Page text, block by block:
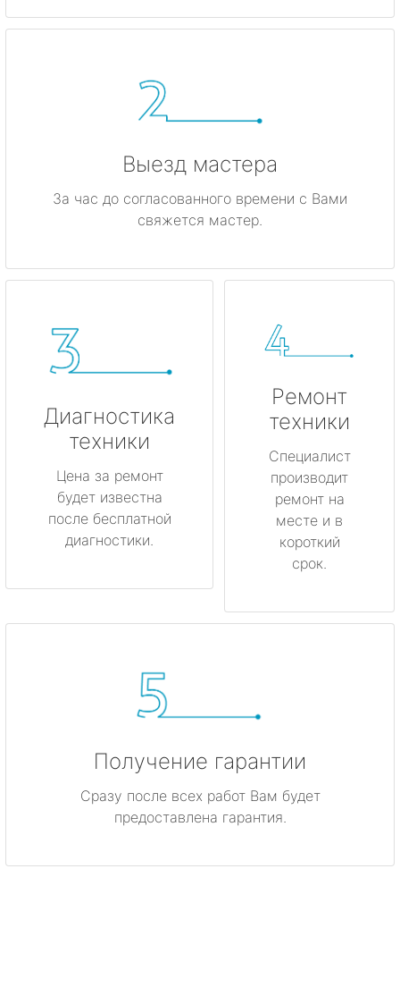
Выезд мастера
За час до согласованного времени с Вами
свяжется мастер.
Диагностика
техники
Цена за ремонт
будет известна
после бесплатной
диагностики.
Ремонт
техники
Специалист
производит
ремонт на
месте и в
короткий
срок.
Получение гарантии
Сразу после всех работ Вам будет
предоставлена гарантия.